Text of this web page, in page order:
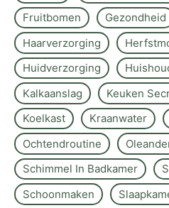
Fruitbomen
Gezondheid
Haarverzorging
Huidverzorging
Kalkaanslag
Keuken
Koelkast
Kraanwater
Ochtendroutine
Schimmel In Badkamer
Schoonmaken